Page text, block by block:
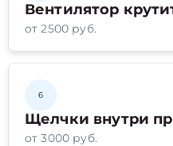
Вентилятор
от 2500 руб.
6
Щелчки внутри
от 3000 руб.